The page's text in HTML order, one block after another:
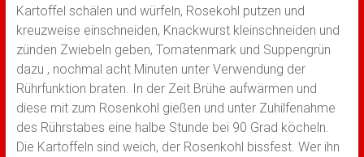
Kartoffel schälen und würfeln, Rosekohl putzen und
kreuzweise einschneiden, Knackwurst kleinschneiden und
zünden Zwiebeln geben, Tomatenmark und Suppengrün
dazu , nochmal acht Minuten unter Verwendung der
Rührfunktion braten. In der Zeit Brühe aufwärmen und
diese mit zum Rosenkohl gießen und unter Zuhilfenahme
des Rührstabes eine halbe Stunde bei 90 Grad köcheln.
Die Kartoffeln sind weich, der Rosenkohl bissfest. Wer ihn